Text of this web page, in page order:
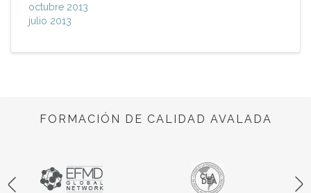
octubre 2013
julio 2013
FORMACIÓN DE CALIDAD AVALADA